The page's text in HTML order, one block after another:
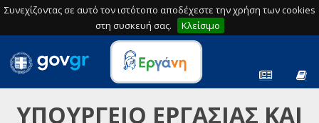
Συνεχίζοντας σε αυτό τον ιστότοπο αποδέχεστε την χρήση των cookies
στη συσκευή σας.
Κλείσιμο
ΥΠΟΥΡΓΕΙΟ ΕΡΓΑΣΙΑΣ ΚΑΙ